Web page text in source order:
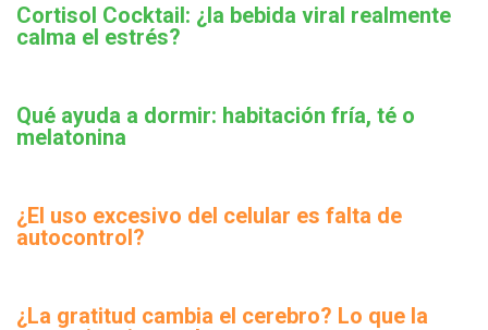
Cortisol Cocktail: ¿la bebida viral realmente
calma el estrés?
Qué ayuda a dormir: habitación fría, té o
melatonina
¿El uso excesivo del celular es falta de
autocontrol?
¿La gratitud cambia el cerebro? Lo que la